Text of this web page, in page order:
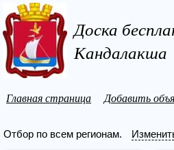
Доска
Кандалакша
Главная страница Добавить
Отбор по всем регионам.